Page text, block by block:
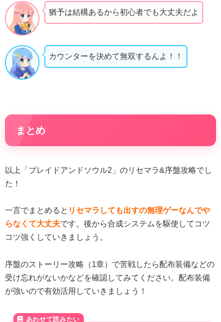
猶予は結構あるから初心者でも大丈夫だよ
カウンターを決めて無双するんよ！！
まとめ
以上「ブレイドアンドソウル2」のリセマラ&序盤攻略でし
た！
一言でまとめると リセマラしても出すの無理ゲーなんでや
らなくて大丈夫です。後から合成システムを駆使してコツ
コツ強くしていきましょう。
序盤のストーリー攻略（1章）で苦戦したら配布装備などの
受け忘れがないかなどを確認してみてください。配布装備
が強いので有効活用していきましょう！